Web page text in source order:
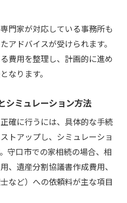
を最大限活用する秘訣
続費用が減る理由とは
士の無料相談の違い解説
り時の無料相談活用法
選びの注意点
ない司法書士選びの基本
法書士報酬の相場を知る
ーを活かした選び方とは
重視すべき司法書士の対応
士相談時の質問例紹介
門家が対応している事務所も
アドバイスが受けられます。
費用を整理し、計画的に進め
なります。
シミュレーション方法
確に行うには、具体的な手続
トアップし、シミュレーショ
守口市での家相続の場合、相
、遺産分割協議書作成費用、
など）への依頼料が主な項目